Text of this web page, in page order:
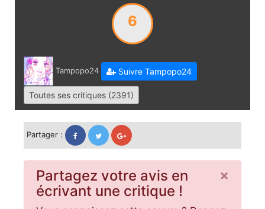
6
Tampopo24 Suivre Tampopo24
Toutes ses critiques (2391)
Partager :
×
Partagez votre avis en
écrivant une critique !